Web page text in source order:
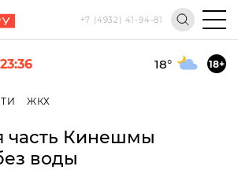
+7 (4932) 41-94-81
18° 18+
ЖКХ
часть Кинешмы
воды